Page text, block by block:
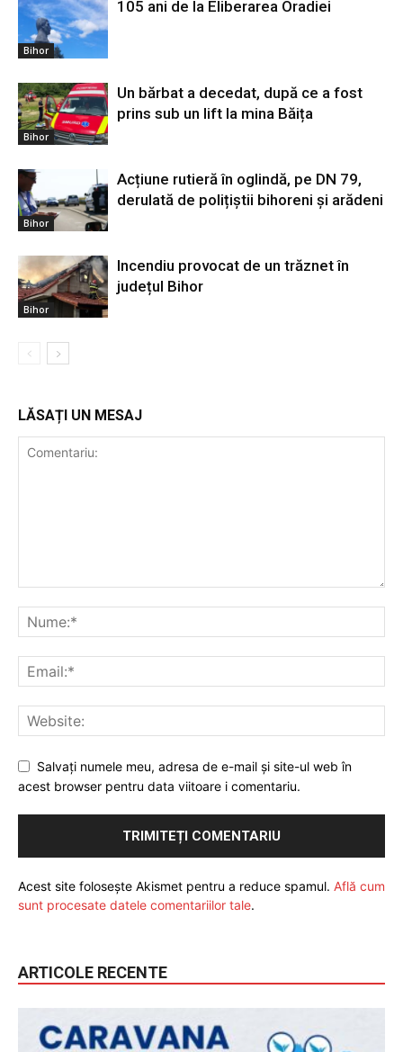
Bihor
105 ani de la Eliberarea Oradiei
Bihor
Un bărbat a decedat, după ce a fost
prins sub un lift la mina Băița
Bihor
Acțiune rutieră în oglindă, pe DN 79,
derulată de polițiștii bihoreni și arădeni
Bihor
Incendiu provocat de un trăznet în
județul Bihor
LĂSAȚI UN MESAJ
Salvați numele meu, adresa de e-mail și site-ul web în
acest browser pentru data viitoare i comentariu.
Acest site folosește Akismet pentru a reduce spamul. Află cum
sunt procesate datele comentariilor tale.
ARTICOLE RECENTE